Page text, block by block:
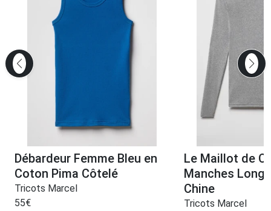
Débardeur Femme Bleu en
Coton Pima Côtelé
Tricots Marcel
55€
Le Maillot de
Manches
Chine
Tricots Marcel